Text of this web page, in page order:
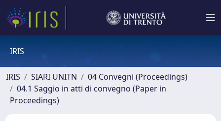
IRIS
IRIS SIARI UNITN
04 Convegni (Proceedings)
04.1 Saggio in atti di convegno (Paper in
Proceedings)